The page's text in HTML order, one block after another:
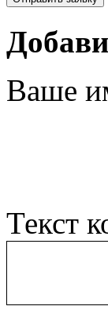
Ваше
Текст